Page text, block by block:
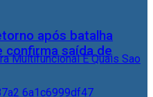
após batalha
confirma saída de